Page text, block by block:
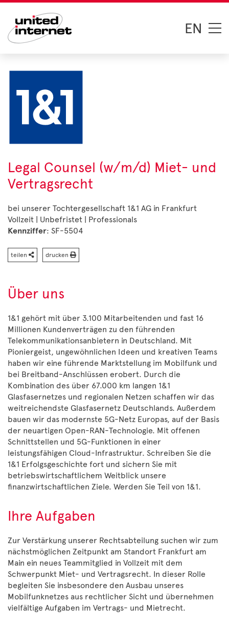
EN
Legal Counsel (w/m/d) Miet- und
Vertragsrecht
bei unserer Tochtergesellschaft 1&1 AG in Frankfurt
Vollzeit | Unbefristet | Professionals
Kennziffer: SF-5504
teilen drucken
Über uns
1&1 gehört mit über 3.100 Mitarbeitenden und fast 16
Millionen Kundenverträgen zu den führenden
Telekommunikationsanbietern in Deutschland. Mit
Pioniergeist, ungewöhnlichen Ideen und kreativen Teams
haben wir eine führende Marktstellung im Mobilfunk und
bei Breitband-Anschlüssen erobert. Durch die
Kombination des über 67.000 km langen 1&1
Glasfasernetzes und regionalen Netzen schaffen wir das
weitreichendste Glasfasernetz Deutschlands. Außerdem
bauen wir das modernste 5G-Netz Europas, auf der Basis
der neuartigen Open-RAN-Technologie. Mit offenen
Schnittstellen und 5G-Funktionen in einer
leistungsfähigen Cloud-Infrastruktur. Schreiben Sie die
1&1 Erfolgsgeschichte fort und sichern Sie mit
betriebswirtschaftlichem Weitblick unsere
finanzwirtschaftlichen Ziele. Werden Sie Teil von 1&1.
Ihre Aufgaben
Zur Verstärkung unserer Rechtsabteilung suchen wir zum
nächstmöglichen Zeitpunkt am Standort Frankfurt am
Main ein neues Teammitglied in Vollzeit mit dem
Schwerpunkt Miet- und Vertragsrecht. In dieser Rolle
begleiten Sie insbesondere den Ausbau unseres
Mobilfunknetzes aus rechtlicher Sicht und übernehmen
vielfältige Aufgaben im Vertrags- und Mietrecht.